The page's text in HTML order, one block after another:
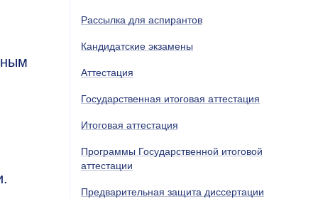
Рассылка для аспирантов
Кандидатские экзамены
Аттестация
Государственная итоговая аттестация
Итоговая аттестация
Программы Государственной итоговой
аттестации
Предварительная защита диссертации